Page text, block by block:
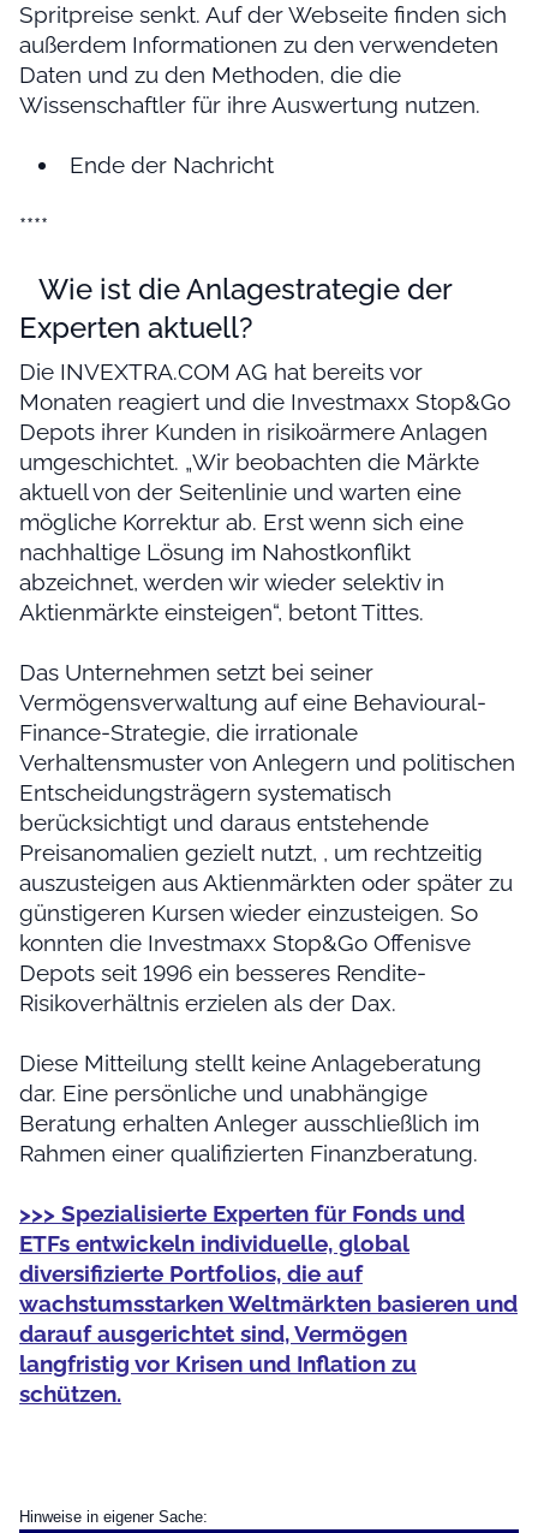
Spritpreise senkt. Auf der Webseite finden sich
außerdem Informationen zu den verwendeten
Daten und zu den Methoden, die die
Wissenschaftler für ihre Auswertung nutzen.
Ende der Nachricht
****
Wie ist die Anlagestrategie der
Experten aktuell?
Die INVEXTRA.COM AG hat bereits vor
Monaten reagiert und die Investmaxx Stop&Go
Depots ihrer Kunden in risikoärmere Anlagen
umgeschichtet. „Wir beobachten die Märkte
aktuell von der Seitenlinie und warten eine
mögliche Korrektur ab. Erst wenn sich eine
nachhaltige Lösung im Nahostkonflikt
abzeichnet, werden wir wieder selektiv in
Aktienmärkte einsteigen“, betont Tittes.
Das Unternehmen setzt bei seiner
Vermögensverwaltung auf eine Behavioural-
Finance-Strategie, die irrationale
Verhaltensmuster von Anlegern und politischen
Entscheidungsträgern systematisch
berücksichtigt und daraus entstehende
Preisanomalien gezielt nutzt, , um rechtzeitig
auszusteigen aus Aktienmärkten oder später zu
günstigeren Kursen wieder einzusteigen. So
konnten die Investmaxx Stop&Go Offenisve
Depots seit 1996 ein besseres Rendite-
Risikoverhältnis erzielen als der Dax.
Diese Mitteilung stellt keine Anlageberatung
dar. Eine persönliche und unabhängige
Beratung erhalten Anleger ausschließlich im
Rahmen einer qualifizierten Finanzberatung.
>>> Spezialisierte Experten für Fonds und
ETFs entwickeln individuelle, global
diversifizierte Portfolios, die auf
wachstumsstarken Weltmärkten basieren und
darauf ausgerichtet sind, Vermögen
langfristig vor Krisen und Inflation zu
schützen.
Hinweise in eigener Sache: